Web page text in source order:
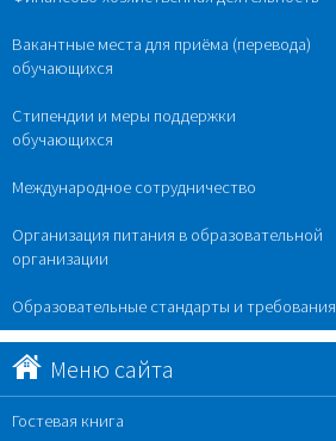
Вакантные места для приёма (перевода)
обучающихся
Стипендии и меры поддержки
обучающихся
Международное сотрудничество
Организация питания в образовательной
организации
Образовательные стандарты и требования
Меню сайта
Гостевая книга